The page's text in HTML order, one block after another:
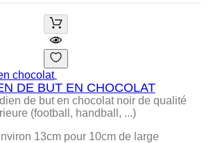
DE BUT EN CHOCOLAT
de but en chocolat noir de qualité
(football, handball, ...)
13cm pour 10cm de large